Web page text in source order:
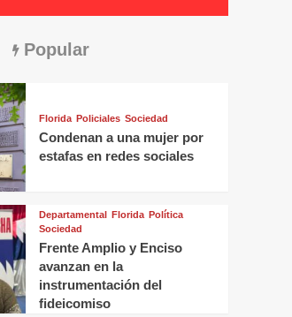
Popular
Florida Policiales Sociedad
Condenan a una mujer por
estafas en redes sociales
Departamental Florida Política
Sociedad
Frente Amplio y Enciso
avanzan en la
instrumentación del
fideicomiso